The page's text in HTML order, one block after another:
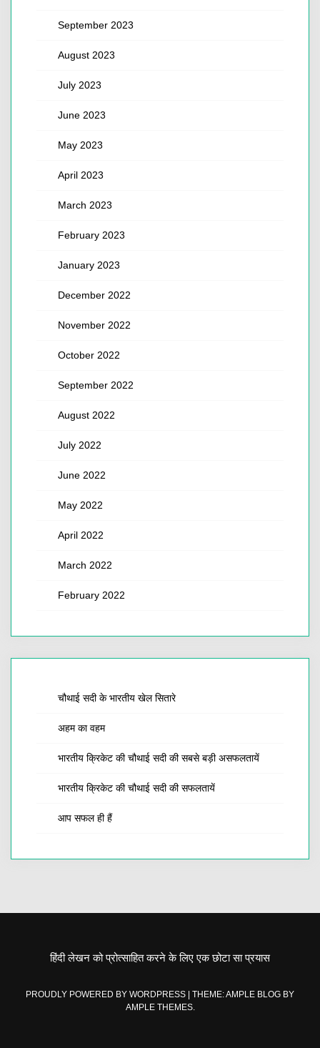
September 2023
August 2023
July 2023
June 2023
May 2023
April 2023
March 2023
February 2023
January 2023
December 2022
November 2022
October 2022
September 2022
August 2022
July 2022
June 2022
May 2022
April 2022
March 2022
February 2022
चौथाई सदी के भारतीय खेल सितारे
अहम का वहम
भारतीय क्रिकेट की चौथाई सदी की सबसे बड़ी असफलतायें
भारतीय क्रिकेट की चौथाई सदी की सफलतायें
आप सफल ही हैं
हिंदी लेखन को प्रोत्साहित करने के लिए एक छोटा सा प्रयास
PROUDLY POWERED BY WORDPRESS
THEME: AMPLE BLOG BY
AMPLE THEMES.